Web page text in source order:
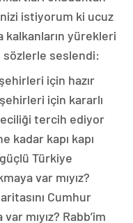
istiyorum ki ucuz
kalkanların yürekleri
seslendi:
için hazır
şehirleri için kararlı
tercih ediyor
kadar kapı kapı
Türkiye
var mıyız?
Cumhur
mıyız? Rabb’im